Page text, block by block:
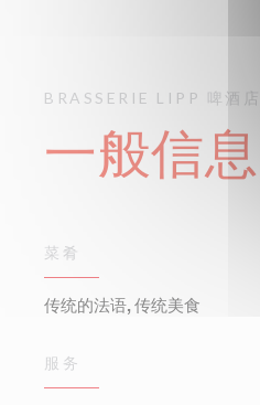
BRASSERIE LIPP 啤酒店
一般信息
菜肴
传统的法语, 传统美食
服务